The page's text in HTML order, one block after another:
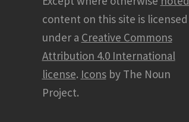
content on this site is licensed
under a Creative Commons
Attribution 4.0 International
license. Iconsby The Noun
Project.